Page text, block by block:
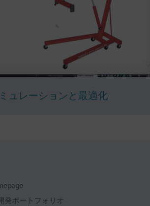
ュレーションと最適化
発ポートフォリオ